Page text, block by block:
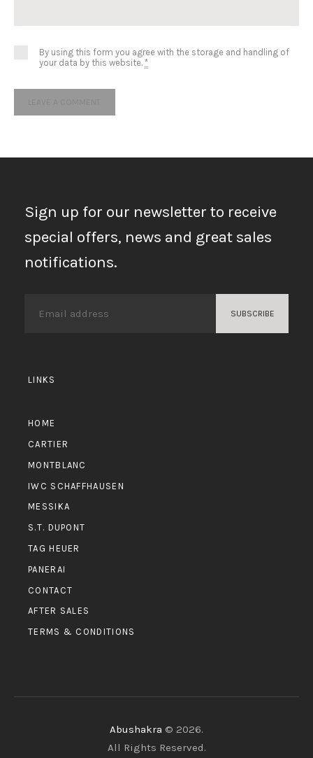
By using this form you agree with the storage and handling of
your data by this website. *
Sign up for our newsletter to receive
special offers, news and great sales
notifications.
LINKS
HOME
CARTIER
MONTBLANC
IWC SCHAFFHAUSEN
MESSIKA
S.T. DUPONT
TAG HEUER
PANERAI
CONTACT
AFTER SALES
TERMS & CONDITIONS
Abushakra © 2026.
All Rights Reserved.